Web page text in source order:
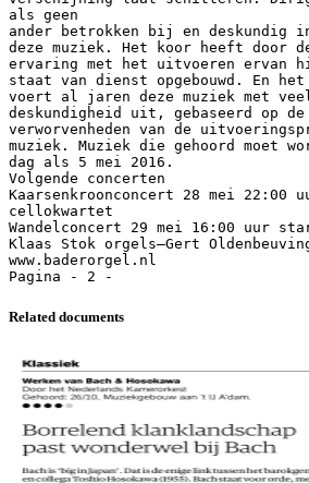
als geen
ander betrokken bij en deskundig
deze muziek. Het koor heeft door
ervaring met het uitvoeren ervan
staat van dienst opgebouwd. En het
voert al jaren deze muziek met
deskundigheid uit, gebaseerd op
verworvenheden van de
muziek. Muziek die gehoord moet
dag als 5 mei 2016.
Volgende concerten
Kaarsenkroonconcert 28 mei 22:00
cellokwartet
Wandelconcert 29 mei 16:00 uur
Klaas Stok orgels—Gert
www.baderorgel.nl
Related documents